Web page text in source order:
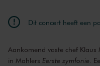
Dit concert heeft een
Aankomend vaste chef
in Mahlers Eerste symfonie .